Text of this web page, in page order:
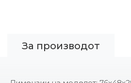
За производот